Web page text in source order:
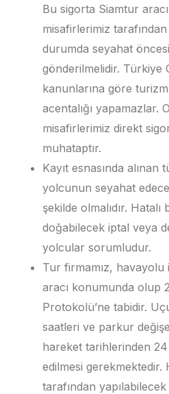
Bu sigorta Siamtur
misafirlerimiz tarafından
durumda seyahat
gönderilmelidir. Türkiye
kanunlarına göre
acentalığı yapamazlar.
misafirlerimiz direkt
muhataptır.
Kayıt esnasında alınan
yolcunun seyahat
şekilde olmalıdır. Hatalı
doğabilecek iptal veya
yolcular sorumludur.
Tur firmamız, havayolu
aracı konumunda olup
Protokolü’ne tabidir.
saatleri ve parkur
hareket tarihlerinden
edilmesi gerekmektedir.
tarafından